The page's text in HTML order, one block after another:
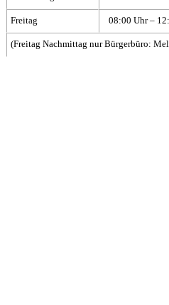
Freitag 08:00 Uhr –
(Freitag Nachmittag nur Bürgerbüro: